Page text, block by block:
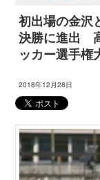
初出場の金沢
決勝に進出
ッカー選手権
2018年12月28日